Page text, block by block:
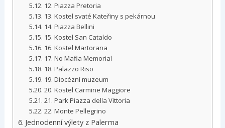
12. Piazza Pretoria
13. Kostel svaté Kateřiny s pekárnou
14. Piazza Bellini
15. Kostel San Cataldo
16. Kostel Martorana
17. No Mafia Memorial
18. Palazzo Riso
19. Diocézní muzeum
20. Kostel Carmine Maggiore
21. Park Piazza della Vittoria
22. Monte Pellegrino
Jednodenní výlety z Palerma